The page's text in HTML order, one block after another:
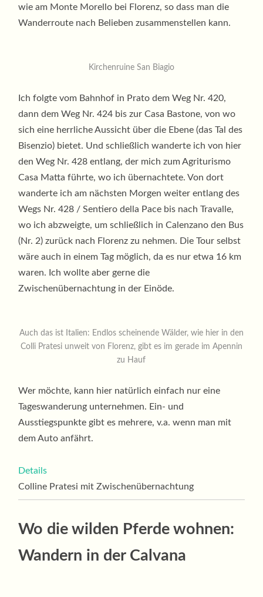
wie am Monte Morello bei Florenz, so dass man die
Wanderroute nach Belieben zusammenstellen kann.
Kirchenruine San Biagio
Ich folgte vom Bahnhof in Prato dem Weg Nr. 420,
dann dem Weg Nr. 424 bis zur Casa Bastone, von wo
sich eine herrliche Aussicht über die Ebene (das Tal des
Bisenzio) bietet. Und schließlich wanderte ich von hier
den Weg Nr. 428 entlang, der mich zum Agriturismo
Casa Matta führte, wo ich übernachtete. Von dort
wanderte ich am nächsten Morgen weiter entlang des
Wegs Nr. 428 / Sentiero della Pace bis nach Travalle,
wo ich abzweigte, um schließlich in Calenzano den Bus
(Nr. 2) zurück nach Florenz zu nehmen. Die Tour selbst
wäre auch in einem Tag möglich, da es nur etwa 16 km
waren. Ich wollte aber gerne die
Zwischenübernachtung in der Einöde.
Auch das ist Italien: Endlos scheinende Wälder, wie hier in den
Colli Pratesi unweit von Florenz, gibt es im gerade im Apennin
zu Hauf
Wer möchte, kann hier natürlich einfach nur eine
Tageswanderung unternehmen. Ein- und
Ausstiegspunkte gibt es mehrere, v.a. wenn man mit
dem Auto anfährt.
Details
Colline Pratesi mit Zwischenübernachtung
Wo die wilden Pferde wohnen:
Wandern in der Calvana